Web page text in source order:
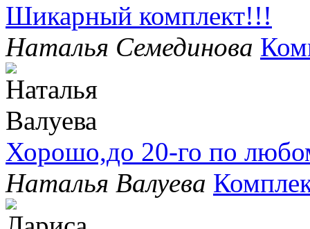
Шикарный комплект!!!
Наталья Семединова
Хорошо,до 20-го по
Наталья Валуева